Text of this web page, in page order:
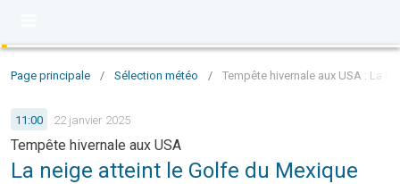
Page principale / Sélection météo / Tempête hivernale aux USA : La
11:00 22 janvier 2025
Tempête hivernale aux USA
La neige atteint le Golfe du Mexique